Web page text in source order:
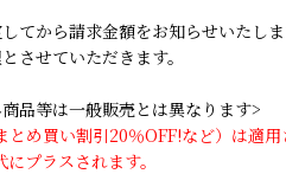
てから請求金額をお知らせいたしま
させていただきます。
品等は一般販売とは異なります>
め買い割引20％OFF!など）は適用
プラスされます。